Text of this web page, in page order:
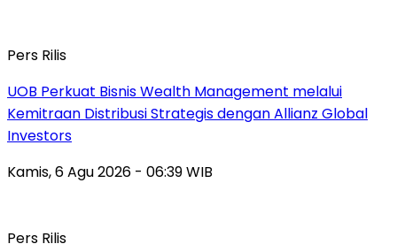
Pers Rilis
UOB Perkuat Bisnis Wealth Management melalui
Kemitraan Distribusi Strategis dengan Allianz Global
Investors
Kamis, 6 Agu 2026 - 06:39 WIB
Pers Rilis